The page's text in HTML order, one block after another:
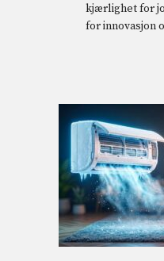
kjærlighet for
for innovasjon